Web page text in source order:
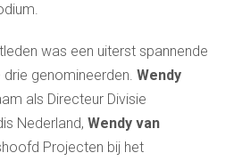
was een uiterst spannende
genomineerden. Wendy
als Directeur Divisie
Nederland, Wendy van
Projecten bij het